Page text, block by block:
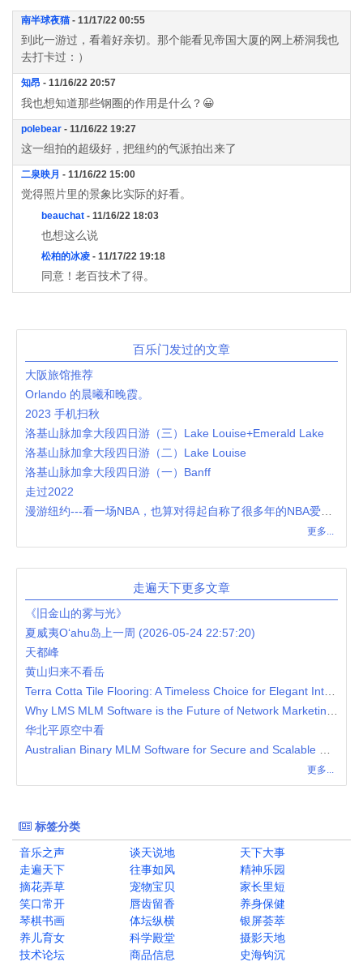
南半球夜猫 - 11/17/22 00:55
到此一游过，看着好亲切。那个能看见帝国大厦的网上桥洞我也
去打卡过：）
知昂 - 11/16/22 20:57
我也想知道那些钢圈的作用是什么？😀
polebear - 11/16/22 19:27
这一组拍的超级好，把纽约的气派拍出来了
二泉映月 - 11/16/22 15:00
觉得照片里的景象比实际的好看。
beauchat - 11/16/22 18:03
也想这么说
松柏的冰凌 - 11/17/22 19:18
同意！老百技术了得。
百乐门发过的文章
大阪旅馆推荐
Orlando 的晨曦和晚霞。
2023 手机扫秋
洛基山脉加拿大段四日游（三）Lake Louise+Emerald Lake
洛基山脉加拿大段四日游（二）Lake Louise
洛基山脉加拿大段四日游（一）Banff
走过2022
漫游纽约---看一场NBA，也算对得起自称了很多年的NBA爱好者。
更多...
走遍天下更多文章
《旧金山的雾与光》
夏威夷O‘ahu岛上一周 (2026-05-24 22:57:20)
天都峰
黄山归来不看岳
Terra Cotta Tile Flooring: A Timeless Choice for Elegant Interiors
Why LMS MLM Software is the Future of Network Marketing Growth
华北平原空中看
Australian Binary MLM Software for Secure and Scalable MLM Operations
更多...
标签分类
音乐之声
谈天说地
天下大事
走遍天下
往事如风
精神乐园
摘花弄草
宠物宝贝
家长里短
笑口常开
唇齿留香
养身保健
琴棋书画
体坛纵横
银屏荟萃
养儿育女
科学殿堂
摄影天地
技术论坛
商品信息
史海钩沉